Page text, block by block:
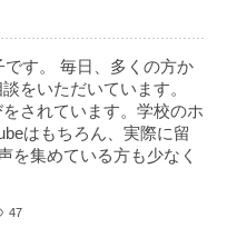
す。 毎日、多くの方か
をいただいています。
されています。学校のホ
はもちろん、実際に留
を集めている方も少なく
47